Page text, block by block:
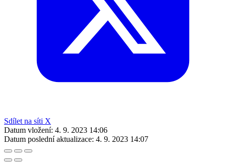
Sdílet na síti X
Datum vložení: 4. 9. 2023 14:06
Datum poslední aktualizace: 4. 9. 2023 14:07